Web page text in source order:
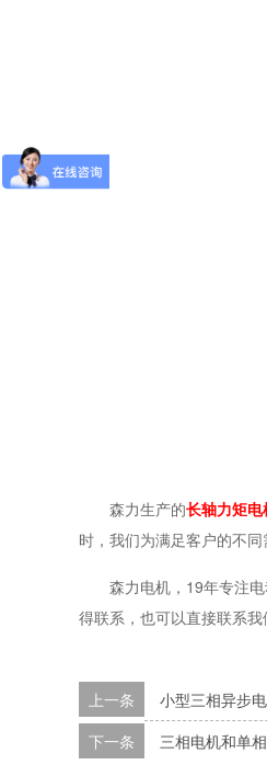
森力生产的长轴力矩电
时，我们为满足客户的不
森力电机，19年专注
得联系，也可以直接联系
上一条
小型三相异步
下一条 三相电机和单